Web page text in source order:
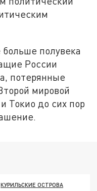
полувека
России
потерянные
мировой
Токио до сих пор
КУРИЛЬСКИЕ ОСТРОВА